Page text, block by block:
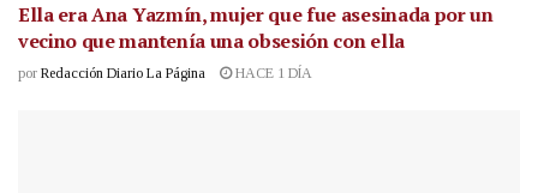
Ella era Ana Yazmín, mujer que fue asesinada por un
vecino que mantenía una obsesión con ella
por Redacción Diario La Página HACE 1 DÍA